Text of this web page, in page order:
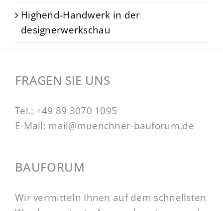
Highend-Handwerk in der
designerwerkschau
FRAGEN SIE UNS
Tel.: +49 89 3070 1095
E-Mail: mail@muenchner-bauforum.de
BAUFORUM
Wir vermitteln Ihnen auf dem schnellsten